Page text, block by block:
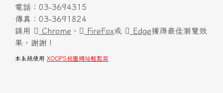
電話：03-3694315
傳真：03-3691824
請用
Chrome 、 FireFox或 Edge獲得最佳瀏覽效
果，謝謝！
本系統使用 XOOPS校園網站輕鬆架